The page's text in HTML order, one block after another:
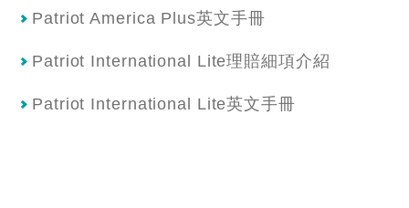
Patriot America Plus英⽂⼿冊
Patriot International Lite理賠細項介紹
Patriot International Lite英⽂⼿冊